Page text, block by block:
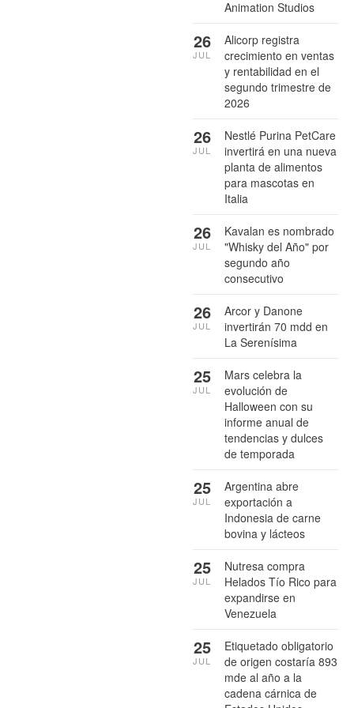
Animation Studios
Alicorp registra
crecimiento en ventas
y rentabilidad en el
segundo trimestre de
2026
26
JUL
Nestlé Purina PetCare
invertirá en una nueva
planta de alimentos
para mascotas en
Italia
26
JUL
Kavalan es nombrado
"Whisky del Año" por
segundo año
consecutivo
26
JUL
Arcor y Danone
invertirán 70 mdd en
La Serenísima
26
JUL
Mars celebra la
evolución de
Halloween con su
informe anual de
tendencias y dulces
de temporada
25
JUL
Argentina abre
exportación a
Indonesia de carne
bovina y lácteos
25
JUL
Nutresa compra
Helados Tío Rico para
expandirse en
Venezuela
25
JUL
Etiquetado obligatorio
de origen costaría 893
mde al año a la
cadena cárnica de
25
JUL